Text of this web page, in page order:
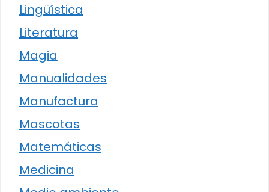
Lingüística
Literatura
Magia
Manualidades
Manufactura
Mascotas
Matemáticas
Medicina